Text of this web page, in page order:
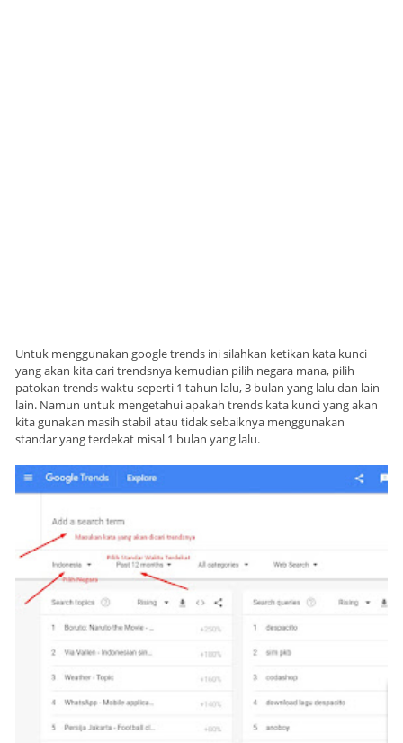
Untuk menggunakan google trends ini silahkan ketikan kata kunci
yang akan kita cari trendsnya kemudian pilih negara mana, pilih
patokan trends waktu seperti 1 tahun lalu, 3 bulan yang lalu dan lain-
lain. Namun untuk mengetahui apakah trends kata kunci yang akan
kita gunakan masih stabil atau tidak sebaiknya menggunakan
standar yang terdekat misal 1 bulan yang lalu.